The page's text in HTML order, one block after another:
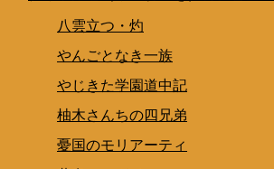
八雲立つ・灼
やんごとなき一族
やじきた学園道中記
柚木さんちの四兄弟
憂国のモリアーティ